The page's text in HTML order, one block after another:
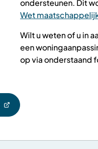
ondersteunen. Dit
Wet
Wilt u weten of u in
een
op via onderstaand